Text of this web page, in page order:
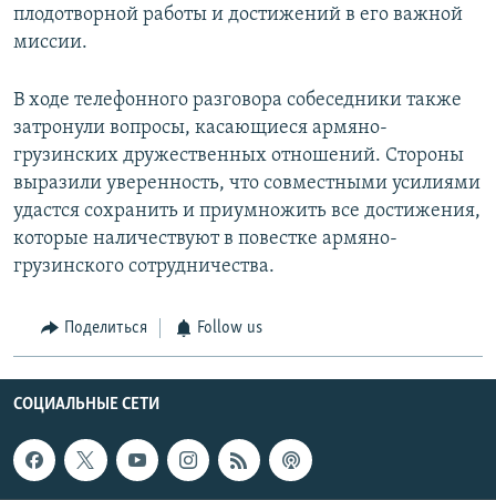
плодотворной работы и достижений в его важной
миссии.
В ходе телефонного разговора собеседники также
затронули вопросы, касающиеся армяно-
грузинских дружественных отношений. Стороны
выразили уверенность, что совместными усилиями
удастся сохранить и приумножить все достижения,
которые наличествуют в повестке армяно-
грузинского сотрудничества.
Поделиться Follow us
СОЦИАЛЬНЫЕ СЕТИ